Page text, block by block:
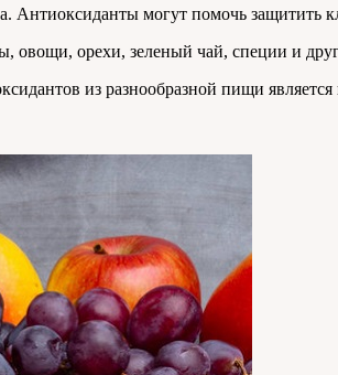
Антиоксиданты могут помочь
орехи, зеленый чай, специи и
из разнообразной пищи